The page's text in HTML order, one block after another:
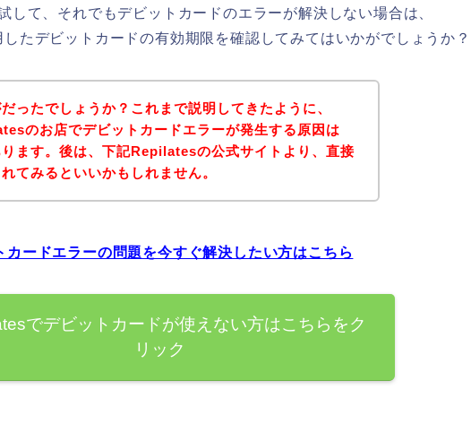
して、それでもデビットカードのエラーが解決しない場合は、
たデビットカードの有効期限を確認してみてはいかがでしょうか？
ったでしょうか？これまで説明してきたように、
のお店でデビットカードエラーが発生する原因は
ます。後は、下記Repilatesの公式サイトより、直接
てみるといいかもしれません。
ードエラーの問題を今すぐ解決したい方はこちら
でデビットカードが使えない方はこちらをク
リック